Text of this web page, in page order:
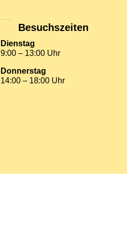
Besuchszeiten
Dienstag
9:00 – 13:00 Uhr
Donnerstag
14:00 – 18:00 Uhr